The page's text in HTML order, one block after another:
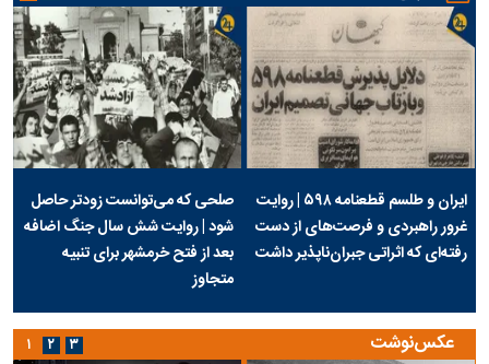
ایران و طلسم قطعنامه ۵۹۸ | روایت
غرور راهبردی و فرصت‌های از دست
رفته‌ای که اثراتی جبران‌ناپذیر داشت
صلحی که می‌توانست زودتر حاصل
شود | روایت شش سال جنگ اضافه
بعد از فتح خرمشهر برای تنبیه
متجاوز
عکس‌نوشت ۱ ۲ ۳